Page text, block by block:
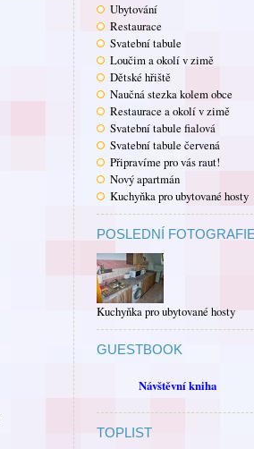
Ubytování
Restaurace
Svatební tabule
Loučim a okolí v zimě
Dětské hřiště
Naučná stezka kolem obce
Restaurace a okolí v zimě
Svatební tabule fialová
Svatební tabule červená
Připravíme pro vás raut!
Nový apartmán
Kuchyňka pro ubytované hosty
POSLEDNÍ
Kuchyňka pro ubytované hosty
GUESTBOOK
Návštěvní kniha
TOPLIST